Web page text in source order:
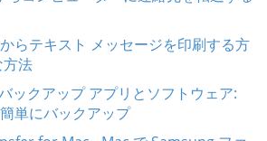
らテキスト メッセージを印刷する方
方法
ックアップ アプリとソフトウェア:
単にバックアップ